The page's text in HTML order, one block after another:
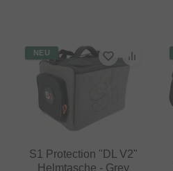
NEU
S1 Protection "DL V2"
Helmtasche - Grey